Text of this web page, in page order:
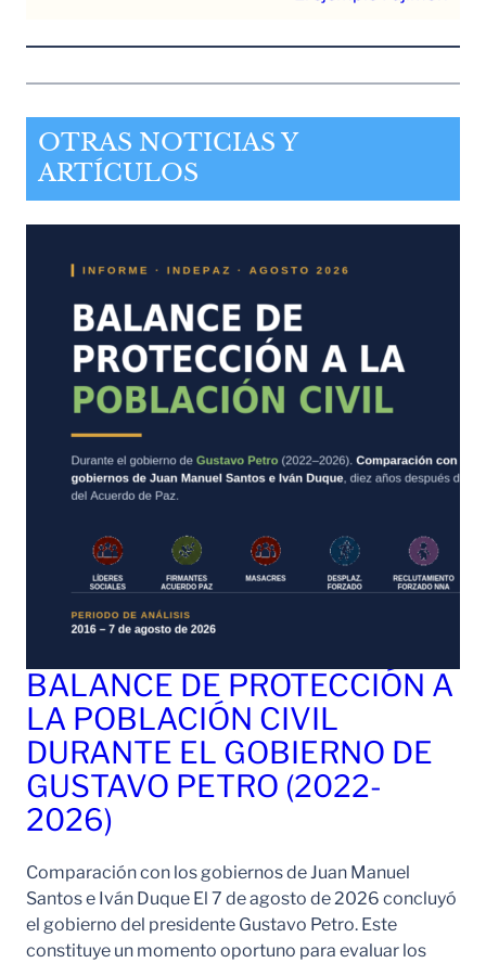
OTRAS NOTICIAS Y
ARTÍCULOS
BALANCE DE PROTECCIÓN A
LA POBLACIÓN CIVIL
DURANTE EL GOBIERNO DE
GUSTAVO PETRO (2022-
2026)
Comparación con los gobiernos de Juan Manuel
Santos e Iván Duque El 7 de agosto de 2026 concluyó
el gobierno del presidente Gustavo Petro. Este
constituye un momento oportuno para evaluar los